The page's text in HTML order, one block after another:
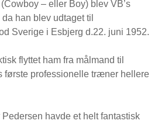
– eller Boy) blev VB’s
han blev udtaget til
Sverige i Esbjerg d.22. juni 1952.
flyttet ham fra målmand til
første professionelle træner hellere
havde et helt fantastisk